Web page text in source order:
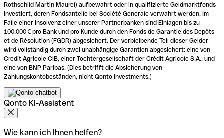
Rothschild Martin Maurel) aufbewahrt oder in qualifizierte Geldmarktfonds
investiert, deren Fondsanteile bei Société Générale verwahrt werden. Im
Falle einer Insolvenz einer unserer Partnerbanken sind Einlagen bis zu
100.000 € pro Bank und pro Kunde durch den Fonds de Garantie des Dépôts
et de Résolution (FGDR) abgesichert. Der verbleibende Teil dieser Gelder
wird vollständig durch zwei unabhängige Garantien abgesichert: eine von
Crédit Agricole CIB, einer Tochtergesellschaft der Crédit Agricole S.A., und
eine von BNP Paribas. (Dies betrifft die Absicherung von
Zahlungskontobeständen, nicht Qonto Investments.)
Qonto KI-Assistent
Wie kann ich Ihnen helfen?